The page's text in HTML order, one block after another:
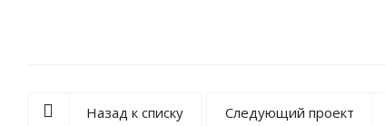
Назад к списку Следующий проект